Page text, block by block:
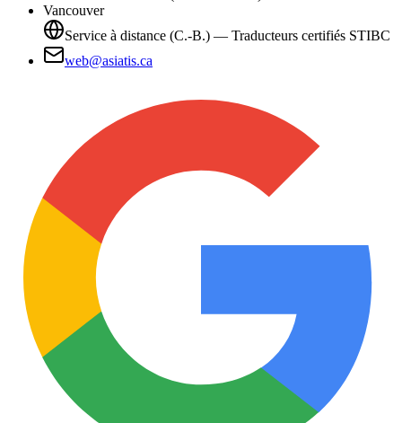
Vancouver
Service à distance (C.-B.) — Traducteurs certifiés STIBC
web@asiatis.ca